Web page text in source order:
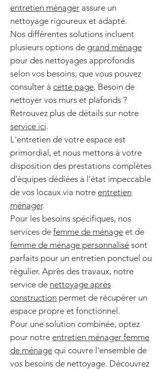
entretien ménager assure un
nettoyage rigoureux et adapté.
Nos différentes solutions incluent
plusieurs options de grand ménage
pour des nettoyages approfondis
selon vos besoins, que vous pouvez
consulter à cette page. Besoin de
nettoyer vos murs et plafonds ?
Retrouvez plus de détails sur notre
service ici.
L'entretien de votre espace est
primordial, et nous mettons à votre
disposition des prestations complètes
d'équipes dédiées à l'état impeccable
de vos locaux via notre entretien
ménager.
Pour les besoins spécifiques, nos
services de femme de ménage et de
femme de ménage personnalisé sont
parfaits pour un entretien ponctuel ou
régulier. Après des travaux, notre
service de nettoyage après
construction permet de récupérer un
espace propre et fonctionnel.
Pour une solution combinée, optez
pour notre entretien ménager femme
de ménage qui couvre l'ensemble de
vos besoins de nettoyage. Découvrez